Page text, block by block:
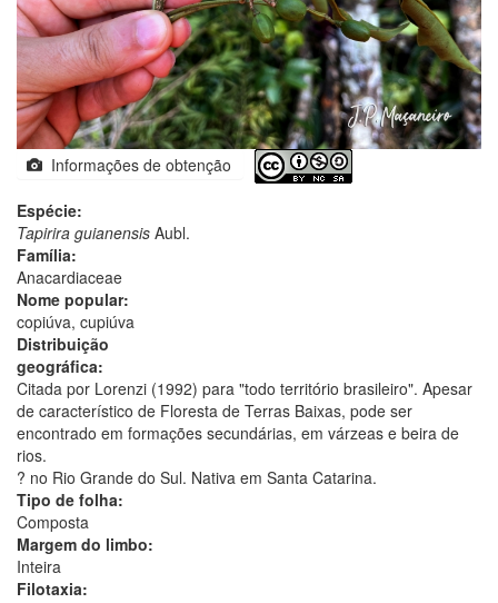
Informações de obtenção
Espécie:
Tapirira guianensis Aubl.
Família:
Anacardiaceae
Nome popular:
copiúva, cupiúva
Distribuição
geográfica:
Citada por Lorenzi (1992) para "todo território brasileiro". Apesar
de característico de Floresta de Terras Baixas, pode ser
encontrado em formações secundárias, em várzeas e beira de
rios.
? no Rio Grande do Sul. Nativa em Santa Catarina.
Tipo de folha:
Composta
Margem do limbo:
Inteira
Filotaxia: